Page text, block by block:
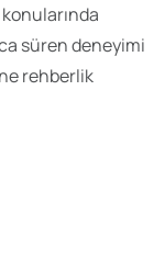
süren deneyimi
rehberlik